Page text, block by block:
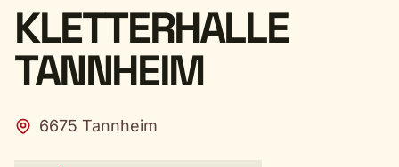
KLETTERHALLE
TANNHEIM
6675 Tannheim